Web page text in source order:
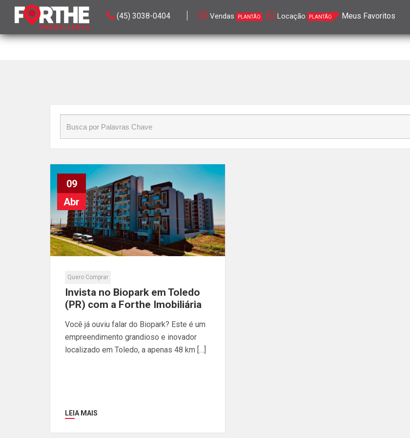
(45) 3038-0404 Vendas PLANTÃO Locação PLANTÃO Meus Favoritos
Início »Blog» Toledo
09
Abr
Quero Comprar
Invista no Biopark em Toledo
(PR) com a Forthe Imobiliária
Você já ouviu falar do Biopark? Este é um
empreendimento grandioso e inovador
localizado em Toledo, a apenas 48 km […]
LEIA MAIS